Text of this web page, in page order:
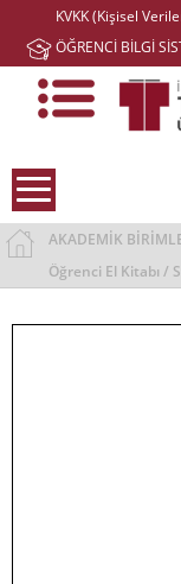
KVKK (Kişisel
ÖĞRENCİ BİLGİ
AKADEMİK
Öğrenci El Kitabı /